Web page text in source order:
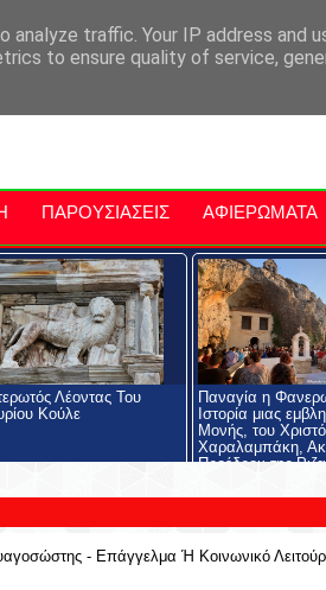
Στην Κρήτη Kriti Traveller
ΠΑΡΟΥΣΙΑΣΕΙΣ ΑΦΙΕΡΩΜΑΤΑ
Λέοντας Του
Κούλε
Παναγία η
Ιστορία μιας
Μονής, του
Χαραλαμπάκη,
Προέδρου της
Ριζαρείου
- Επάγγελμα Ή Κοινωνικό
traffic. Your IP address and
to ensure quality of service,